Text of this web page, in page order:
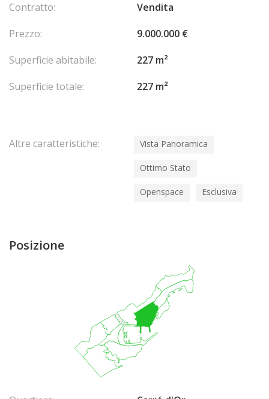
Contratto:
Vendita
Prezzo:
9.000.000 €
Superficie abitabile:
227 m²
Superficie totale:
227 m²
Altre caratteristiche: Vista Panoramica
Ottimo Stato
Openspace Esclusiva
Posizione